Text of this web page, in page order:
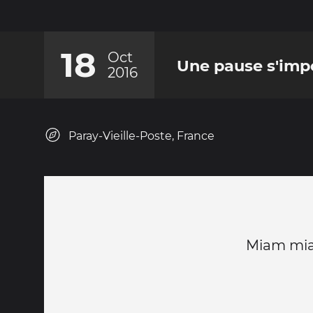
18
Oct
2016
Une pause
Paray-Vieille-Poste, France
Miam